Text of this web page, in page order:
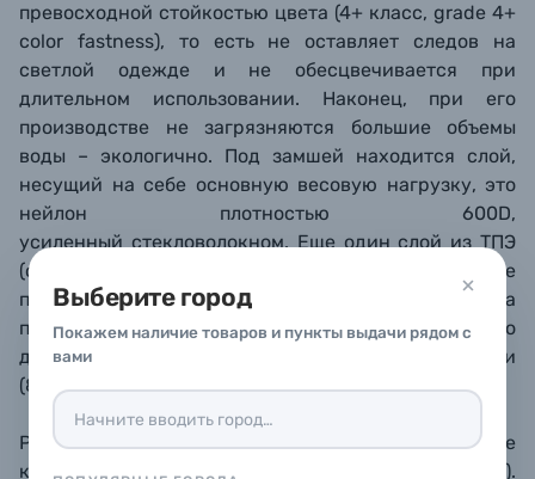
Выберите город
Покажем наличие товаров и пункты выдачи рядом с
вами
превосходной стойкостью цвета (4+ класс, grade 4+
color fastness), то есть не оставляет следов на
светлой одежде и не обесцвечивается при
длительном использовании. Наконец, при его
производстве не загрязняются большие объемы
воды – экологично. Под замшей находится слой,
несущий на себе основную весовую нагрузку, это
нейлон плотностью 600D,
усиленный стекловолокном. Еще один слой из ТПЭ
(синтетической резины) формирует мягкие
противоскользящие бугорки подкладки. Ширина
плечевой накладки составляет 3 см – оптимально
для камер с небольшими и средними объективами
(85/1.4, 24-70/2.8 и так далее).
Ремень использует фирменные быстросъемные
крепления на камеру PGYTECH Beads (бусинки).